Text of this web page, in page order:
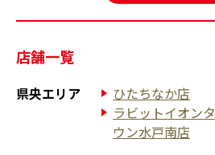
店舗一覧
県央エリア ひたちなか店
ラビットイオンタ
ウン水戸南店